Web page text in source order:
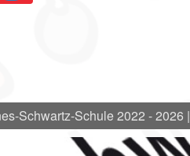
Schwartz-Schule 2022 - 2026 |